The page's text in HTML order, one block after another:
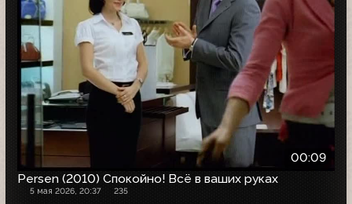
00:09
Persen (2010) Спокойно! Всё в ваших руках
5 мая 2026, 20:37 235